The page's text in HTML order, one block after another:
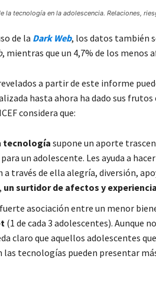
la tecnología en la adolescencia. Relaciones,
de la Dark Web, los datos también
, mientras que un 4,7% de los menos
a partir de este informe
hasta ahora ha dado sus frutos
considera que:
tecnología supone un aporte
un adolescente. Les ayuda a
a través de ella alegría, diversión,
un surtidor de afectos y
asociación entre un menor
(1 de cada 3 adolescentes). Aunque
claro que aquellos adolescentes
las tecnologías pueden presentar